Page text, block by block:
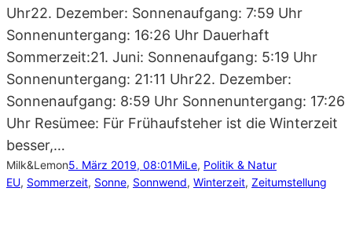
Uhr22. Dezember: Sonnenaufgang: 7:59 Uhr
Sonnenuntergang: 16:26 Uhr Dauerhaft
Sommerzeit:21. Juni: Sonnenaufgang: 5:19 Uhr
Sonnenuntergang: 21:11 Uhr22. Dezember:
Sonnenaufgang: 8:59 Uhr Sonnenuntergang: 17:26
Uhr Resümee: Für Frühaufsteher ist die Winterzeit
besser,…
Milk&Lemon5. März 2019, 08:01MiLe, Politik & Natur
EU, Sommerzeit, Sonne, Sonnwend, Winterzeit, Zeitumstellung